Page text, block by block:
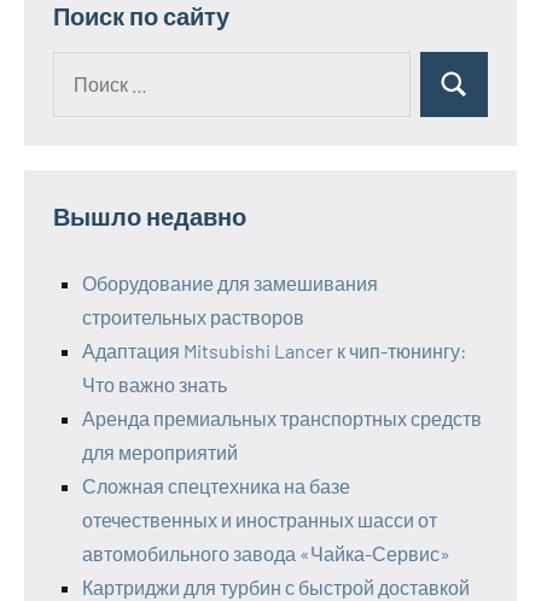
Поиск по сайту
Поиск
Вышло недавно
Оборудование для замешивания
строительных растворов
Адаптация Mitsubishi Lancer к чип-тюнингу:
Что важно знать
Аренда премиальных транспортных средств
для мероприятий
Сложная спецтехника на базе
отечественных и иностранных шасси от
автомобильного завода «Чайка-Сервис»
Картриджи для турбин с быстрой доставкой